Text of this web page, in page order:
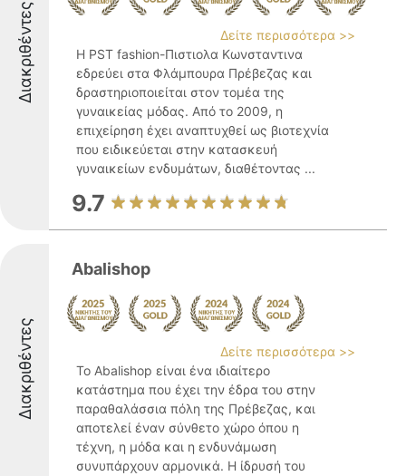
Διακριθέντες
Δείτε περισσότερα >>
Η PST fashion-Πιστιολα Κωνσταντινα
εδρεύει στα Φλάμπουρα Πρέβεζας και
δραστηριοποιείται στον τομέα της
γυναικείας μόδας. Από το 2009, η
επιχείρηση έχει αναπτυχθεί ως βιοτεχνία
που ειδικεύεται στην κατασκευή
γυναικείων ενδυμάτων, διαθέτοντας ...
9.7
Διακριθέντες
Abalishop
Δείτε περισσότερα >>
Το Abalishop είναι ένα ιδιαίτερο
κατάστημα που έχει την έδρα του στην
παραθαλάσσια πόλη της Πρέβεζας, και
αποτελεί έναν σύνθετο χώρο όπου η
τέχνη, η μόδα και η ενδυνάμωση
συνυπάρχουν αρμονικά. Η ίδρυσή του